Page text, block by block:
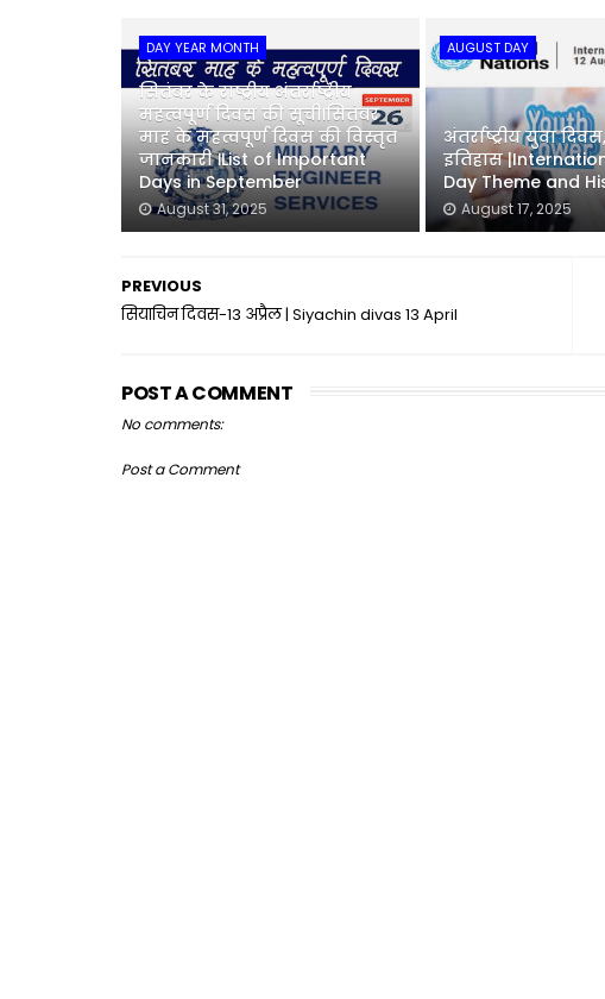
DAY YEAR MONTH
सितंबर के राष्ट्रीय अंतर्राष्ट्रीय
महत्वपूर्ण दिवस की सूची।सितंबर
माह के महत्वपूर्ण दिवस की विस्तृत
जानकारी ।List of Important
Days in September
August 31, 2025
AUGUST DAY
अंतर्राष्ट्रीय युवा
इतिहास
Day Theme and
August 17, 2025
PREVIOUS
सियाचिन दिवस-13 अप्रैल | Siyachin divas 13 April
POST A COMMENT
No comments:
Post a Comment